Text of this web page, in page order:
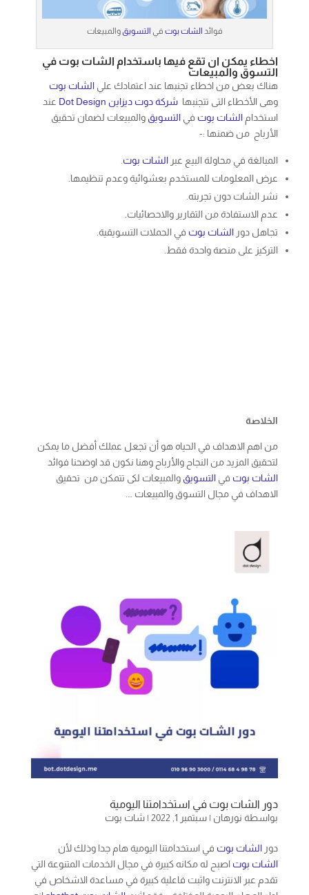
فوائد الشات بوت في التسويقوالمبيعات
اخطاء يمكن ان تقع فيها باستخدام الشات بوت في
التسوق والمبيعات
هناك بعض من اخطاء تجنبها عند اعتمادك علي الشات بوت
وهى الأخطاء التى تتجنبها شركة دوت ديزاين Dot Design
عند
استخدام الشات بوت في التسويق والمبيعات لضمان تحقيق
الأرباح من ضمنها :-
المبالغة في محاولة البيع عبر الشات بوت
عرض المعلومات للمستخدم بعشوائية وعدم تنظيمها.
نشر الشات دون تجربته.
عدم الاستفادة من التقارير والاحصائيات.
تجاهل دور الشات بوت في الحملات التسويقية.
التركيز على منصة واحدة فقط.
لتحقيق المزيد من النجاح والأرباح وهنا نكون قد اوضحنا فوائد
الشات بوتفي التسويقوالمبيعات لكى تتمكن من تحقيق
الاهداف في مجال التسوق والمبيعات ….
دور الشات بوت في استخدامتنا اليومية
دورالشات بوت
في استخدامتنا اليومية هام جدا وذلك لأن
تقدم عبر الانترنت واثبت فاعلية كبيرة في مساعدة الاشخاص في
اداء المهام اليومية المختلفة ؛ فقد اثبتالشات بوت chatbot انه
قادر علي انشاء محادثه ودردشه فعاله وواقعيه مع العميل